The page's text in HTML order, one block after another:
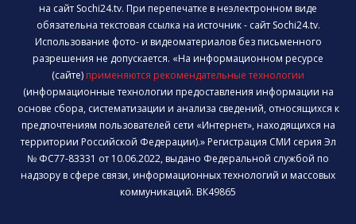
на сайт Sochi24.tv. При перепечатке в неэлектронном виде
обязательна текстовая ссылка на источник - сайт Sochi24.tv.
Использование фото- и видеоматериалов без письменного
разрешения не допускается. «На информационном ресурсе
(сайте) применяются рекомендательные технологии
(информационные технологии предоставления информации на
основе сбора, систематизации и анализа сведений, относящихся к
предпочтениям пользователей сети «Интернет», находящихся на
территории Российской Федерации).» Регистрация СМИ серия Эл
№ ФС77-83331 от 10.06.2022, выдано Федеральной службой по
надзору в сфере связи, информационных технологий и массовых
коммуникаций. ВК49865